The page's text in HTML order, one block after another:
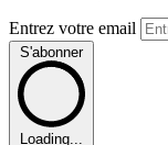
Entrez votre email
S'abonner
Loading...